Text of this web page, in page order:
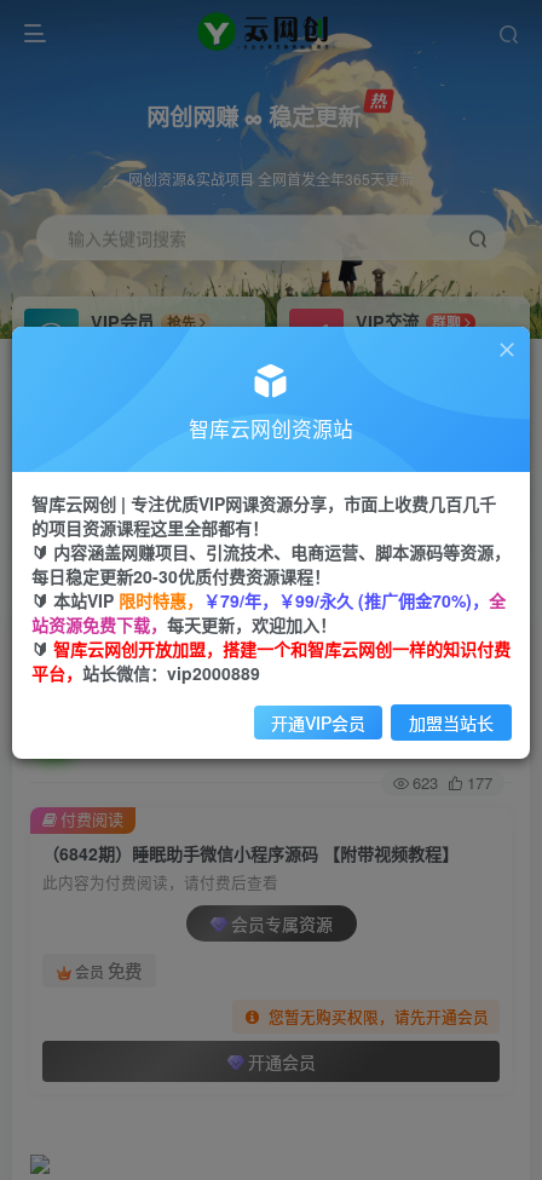
网创网赚 ∞ 稳定更新
网创资源&实战项目 全网首发全年365天更新
输入关键词搜索
VIP会员
抢先
VIP交流
群聊
研究探讨更多创业项目路子。
会员专属推广链接
网赚网创 项目
365天稳定跟新
APP下载
GO
首页 创业课程 会员专属 正文
（6842期）睡眠助手微信小程序源码 【附带视频
教程】
关注 私信
623 177
（6842期）睡眠助手微信小程序源码 【附带视频教程】
此内容为付费阅读，请付费后查看
会员专属资源
会员 免费
您暂无购买权限，请先开通会员
开通会员
付费阅读
智库云网创资源站
智库云网创 | 专注优质VIP网课资源分享，市面上收费几百几千
的项目资源课程这里全部都有！
🔰 内容涵盖网赚项目、引流技术、电商运营、脚本源码等资源，
每日稳定更新20-30优质付费资源课程！
🔰 本站VIP 限时特惠， ￥79/年，￥99/永久 (推广佣金70%)， 全
站资源免费下载， 每天更新，欢迎加入！
🔰 智库云网创开放加盟，搭建一个和智库云网创一样的知识付费
平台， 站长微信：vip2000889
开通VIP会员 加盟当站长